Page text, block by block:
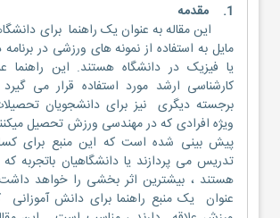
1. مقدمه
این مقاله به عنوان یک راهنما برای
مایل به استفاده از نمونه های ورزشی در
یا فیزیک در دانشگاه هستند. این راهنما
کارشناسی ارشد مورد استفاده قرار می گیرد
برجسته دیگری نیز برای دانشجویان
ویژه افرادی که در مهندسی ورزش تحصیل
پیش بینی شده است که این منبع برای
تدریس می پردازند یا دانشگاهیان باتجربه
هستند ، بیشترین اثر بخشی را خواهد
عنوان یک منبع راهنما برای دانش